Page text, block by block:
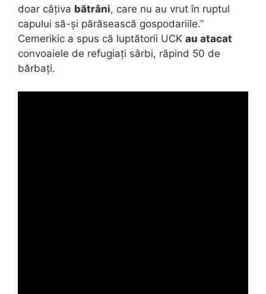
doar câțiva bătrâni, care nu au vrut în ruptul
capului să-și părăsească gospodariile.”
Cemerikic a spus că luptătorii UCK au atacat
convoaiele de refugiați sârbi, răpind 50 de
bărbați.